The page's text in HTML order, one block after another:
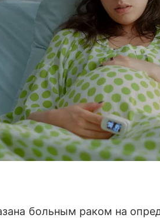
больным раком на